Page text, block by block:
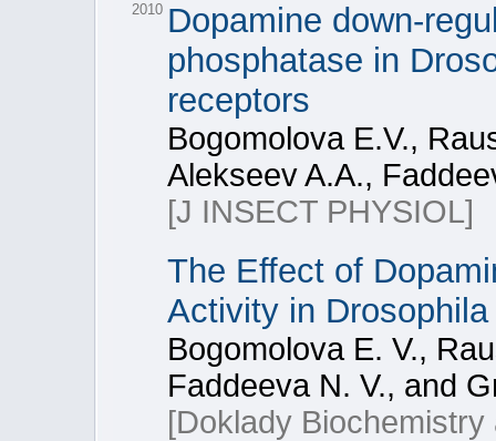
2010 Dopamine down-
phosphatase in
receptors
Bogomolova E.V.,
Alekseev A.A.,
[J INSECT PHYSIOL]
The Effect of
Activity in
Bogomolova E. V.,
Faddeeva N. V., and
[Doklady